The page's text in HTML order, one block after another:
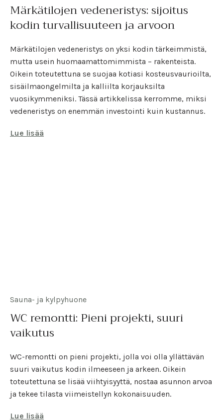
Märkätilojen vedeneristys: sijoitus
kodin turvallisuuteen ja arvoon
Märkätilojen vedeneristys on yksi kodin tärkeimmistä,
mutta usein huomaamattomimmista – rakenteista.
Oikein toteutettuna se suojaa kotiasi kosteusvaurioilta,
sisäilmaongelmilta ja kalliilta korjauksilta
vuosikymmeniksi. Tässä artikkelissa kerromme, miksi
vedeneristys on enemmän investointi kuin kustannus.
Lue lisää
Sauna- ja kylpyhuone
WC remontti: Pieni projekti, suuri
vaikutus
WC-remontti on pieni projekti, jolla voi olla yllättävän
suuri vaikutus kodin ilmeeseen ja arkeen. Oikein
toteutettuna se lisää viihtyisyyttä, nostaa asunnon arvoa
ja tekee tilasta viimeistellyn kokonaisuuden.
Lue lisää